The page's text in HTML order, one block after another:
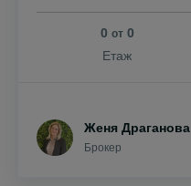
0 от0
Етаж
Женя Драганова
Брокер